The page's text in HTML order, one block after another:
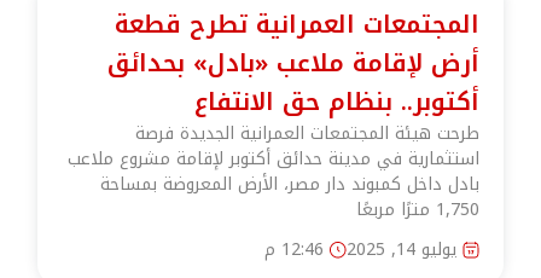
المجتمعات العمرانية تطرح قطعة
أرض لإقامة ملاعب «بادل» بحدائق
أكتوبر.. بنظام حق الانتفاع
طرحت هيئة المجتمعات العمرانية الجديدة فرصة
استثمارية في مدينة حدائق أكتوبر لإقامة مشروع ملاعب
بادل داخل كمبوند دار مصر، الأرض المعروضة بمساحة
1,750 مترًا مربعًا
يوليو 14, 2025
12:46 م